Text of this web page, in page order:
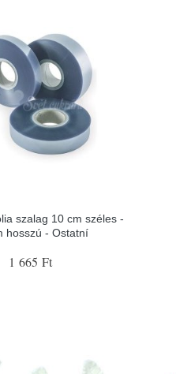
szalag 10 cm széles -
hosszú - Ostatní
1 665 Ft